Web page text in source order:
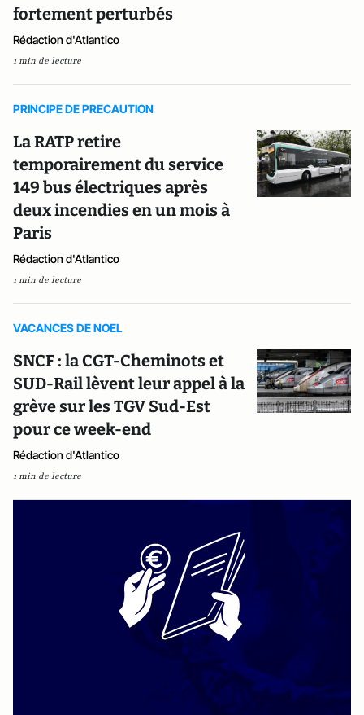
fortement perturbés
Rédaction d'Atlantico
1 min de lecture
PRINCIPE DE PRECAUTION
La RATP retire
temporairement du service
149 bus électriques après
deux incendies en un mois à
Paris
Rédaction d'Atlantico
1 min de lecture
VACANCES DE NOEL
SNCF : la CGT-Cheminots et
SUD-Rail lèvent leur appel à la
grève sur les TGV Sud-Est
pour ce week-end
Rédaction d'Atlantico
1 min de lecture